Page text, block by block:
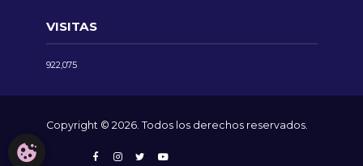
VISITAS
922,075
Copyright © 2026. Todos los derechos reservados.
CONFIGURACIÓN DE COOKIES